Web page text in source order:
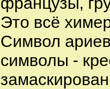
Это всё
Символ
символы -